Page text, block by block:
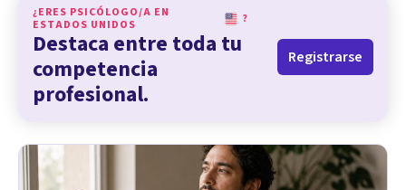
¿ERES PSICÓLOGO/A EN
ESTADOS UNIDOS
?
Destaca entre toda tu
competencia
profesional.
Registrarse